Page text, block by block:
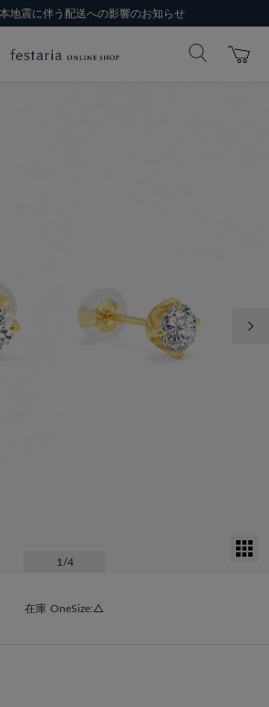
本地震に伴う配送への影響のお知らせ
1 /4
在庫 OneSize:△